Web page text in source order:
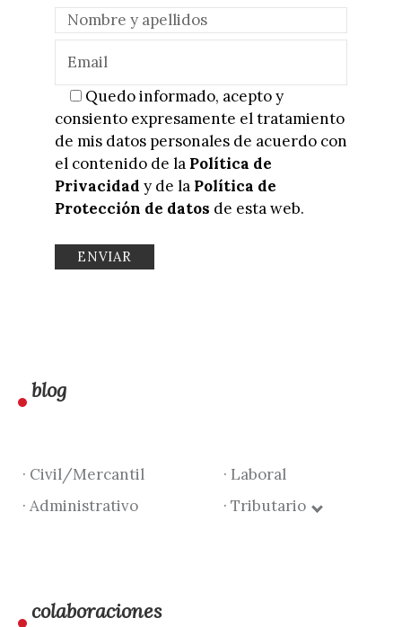
Quedo informado, acepto y
consiento expresamente el tratamiento
de mis datos personales de acuerdo con
el contenido de la Política de
Privacidad y de la Política de
Protección de datos de esta web.
blog
· Civil/Mercantil
· Laboral
· Administrativo
· Tributario
colaboraciones